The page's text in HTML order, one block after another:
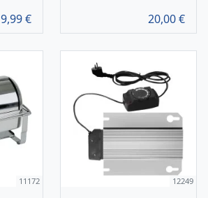
9,99€ 20,00€
11172 12249